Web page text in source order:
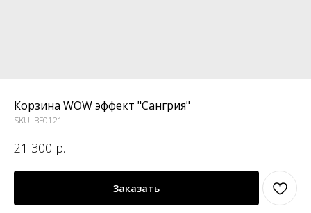
Корзина WOW эффект "Сангрия"
SKU: BF0121
21 300 р.
Заказать